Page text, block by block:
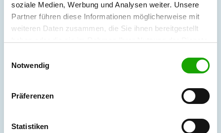
soziale Medien, Werbung und Analysen weiter. Unsere
Partner führen diese Informationen möglicherweise mit
weiteren Daten zusammen, die Sie ihnen bereitgestellt
Cookies, wenn Sie unsere Webseite weiterhin nutzen.
Notwendig
Präferenzen
Statistiken